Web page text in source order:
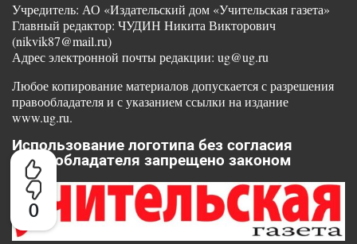
0
Учредитель: АО «Издательский дом «Учительская газета»
Главный редактор: ЧУДИН Никита Викторович
(nikvik87@mail.ru)
Адрес электронной почты редакции: ug@ug.ru
Любое копирование материалов допускается с разрешения
правообладателя и с указанием ссылки на издание
www.ug.ru.
Использование логотипа без согласия
правообладателя запрещено законом